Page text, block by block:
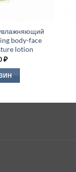
body-face
lotion
₽